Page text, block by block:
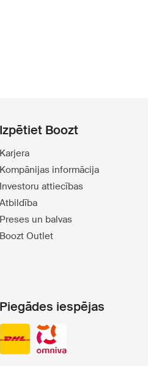
Izpētiet Boozt
Karjera
Kompānijas informācija
Investoru attiecības
Atbildība
Preses un balvas
Boozt Outlet
Piegādes iespējas